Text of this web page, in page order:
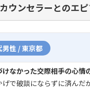
ウンセラーとのエ
男性 / 東京都
けなかった交際相手の心情
げで破談にならずに済んだ